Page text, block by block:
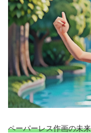
ペーパーレス作画の未来